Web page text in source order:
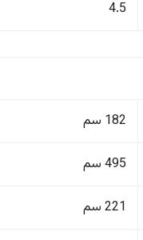
4.5
182 سم
495 سم
221 سم